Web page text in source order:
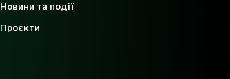
Новини та події
Проєкти